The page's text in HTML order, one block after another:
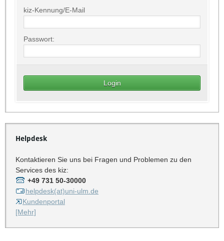
kiz-Kennung/E-Mail
Passwort:
Helpdesk
Kontaktieren Sie uns bei Fragen und Problemen zu den
Services des kiz:
+49 731 50-30000
helpdesk(at)uni-ulm.de
Kundenportal
[Mehr]